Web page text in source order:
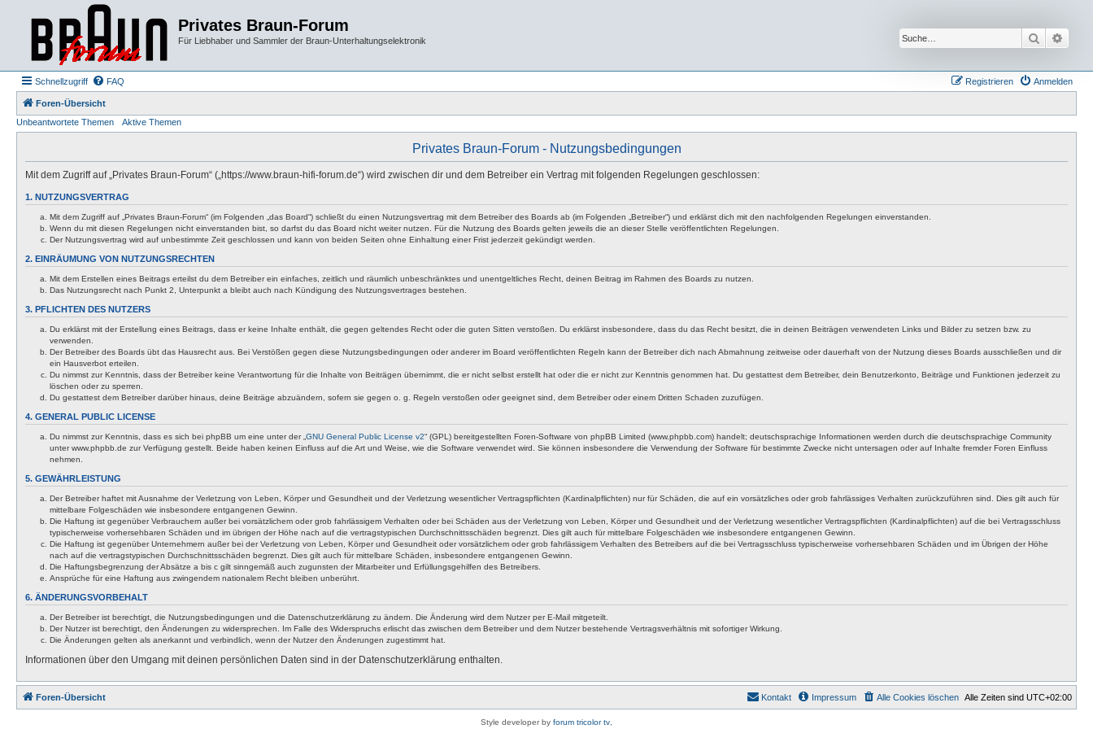
Privates Braun-Forum
Für Liebhaber und Sammler der Braun-Unterhaltungselektronik Suche
Schnellzugriff FAQ Anmelden
Registrieren
Foren-Übersicht
Unbeantwortete Themen
Aktive Themen
Privates Braun-Forum - Nutzungsbedingungen
Mit dem Zugriff auf „Privates Braun-Forum“ („https://www.braun-hifi-forum.de“) wird zwischen dir und dem Betreiber ein Vertrag mit folgenden Regelungen geschlossen:
1. NUTZUNGSVERTRAG
Mit dem Zugriff auf „Privates Braun-Forum“ (im Folgenden „das Board“) schließt du einen Nutzungsvertrag mit dem Betreiber des Boards ab (im Folgenden „Betreiber“) und erklärst dich mit den nachfolgenden Regelungen einverstanden.
Wenn du mit diesen Regelungen nicht einverstanden bist, so darfst du das Board nicht weiter nutzen. Für die Nutzung des Boards gelten jeweils die an dieser Stelle veröffentlichten Regelungen.
Der Nutzungsvertrag wird auf unbestimmte Zeit geschlossen und kann von beiden Seiten ohne Einhaltung einer Frist jederzeit gekündigt werden.
2. EINRÄUMUNG VON NUTZUNGSRECHTEN
Mit dem Erstellen eines Beitrags erteilst du dem Betreiber ein einfaches, zeitlich und räumlich unbeschränktes und unentgeltliches Recht, deinen Beitrag im Rahmen des Boards zu nutzen.
Das Nutzungsrecht nach Punkt 2, Unterpunkt a bleibt auch nach Kündigung des Nutzungsvertrages bestehen.
3. PFLICHTEN DES NUTZERS
Du erklärst mit der Erstellung eines Beitrags, dass er keine Inhalte enthält, die gegen geltendes Recht oder die guten Sitten verstoßen. Du erklärst insbesondere, dass du das Recht besitzt, die in deinen Beiträgen verwendeten Links und Bilder zu setzen bzw. zu
verwenden.
Der Betreiber des Boards übt das Hausrecht aus. Bei Verstößen gegen diese Nutzungsbedingungen oder anderer im Board veröffentlichten Regeln kann der Betreiber dich nach Abmahnung zeitweise oder dauerhaft von der Nutzung dieses Boards ausschließen und dir
ein Hausverbot erteilen.
Du nimmst zur Kenntnis, dass der Betreiber keine Verantwortung für die Inhalte von Beiträgen übernimmt, die er nicht selbst erstellt hat oder die er nicht zur Kenntnis genommen hat. Du gestattest dem Betreiber, dein Benutzerkonto, Beiträge und Funktionen jederzeit zu
löschen oder zu sperren.
Du gestattest dem Betreiber darüber hinaus, deine Beiträge abzuändern, sofern sie gegen o. g. Regeln verstoßen oder geeignet sind, dem Betreiber oder einem Dritten Schaden zuzufügen.
4. GENERAL PUBLIC LICENSE
Du nimmst zur Kenntnis, dass es sich bei phpBB um eine unter der „ GNU General Public License v2“ (GPL) bereitgestellten Foren-Software von phpBB Limited (www.phpbb.com) handelt; deutschsprachige Informationen werden durch die deutschsprachige Community
unter www.phpbb.de zur Verfügung gestellt. Beide haben keinen Einfluss auf die Art und Weise, wie die Software verwendet wird. Sie können insbesondere die Verwendung der Software für bestimmte Zwecke nicht untersagen oder auf Inhalte fremder Foren Einfluss
nehmen.
5. GEWÄHRLEISTUNG
Der Betreiber haftet mit Ausnahme der Verletzung von Leben, Körper und Gesundheit und der Verletzung wesentlicher Vertragspflichten (Kardinalpflichten) nur für Schäden, die auf ein vorsätzliches oder grob fahrlässiges Verhalten zurückzuführen sind. Dies gilt auch für
mittelbare Folgeschäden wie insbesondere entgangenen Gewinn.
Die Haftung ist gegenüber Verbrauchern außer bei vorsätzlichem oder grob fahrlässigem Verhalten oder bei Schäden aus der Verletzung von Leben, Körper und Gesundheit und der Verletzung wesentlicher Vertragspflichten (Kardinalpflichten) auf die bei Vertragsschluss
typischerweise vorhersehbaren Schäden und im übrigen der Höhe nach auf die vertragstypischen Durchschnittsschäden begrenzt. Dies gilt auch für mittelbare Folgeschäden wie insbesondere entgangenen Gewinn.
Die Haftung ist gegenüber Unternehmern außer bei der Verletzung von Leben, Körper und Gesundheit oder vorsätzlichem oder grob fahrlässigem Verhalten des Betreibers auf die bei Vertragsschluss typischerweise vorhersehbaren Schäden und im Übrigen der Höhe
nach auf die vertragstypischen Durchschnittsschäden begrenzt. Dies gilt auch für mittelbare Schäden, insbesondere entgangenen Gewinn.
Die Haftungsbegrenzung der Absätze a bis c gilt sinngemäß auch zugunsten der Mitarbeiter und Erfüllungsgehilfen des Betreibers.
Ansprüche für eine Haftung aus zwingendem nationalem Recht bleiben unberührt.
6. ÄNDERUNGSVORBEHALT
Der Betreiber ist berechtigt, die Nutzungsbedingungen und die Datenschutzerklärung zu ändern. Die Änderung wird dem Nutzer per E-Mail mitgeteilt.
Der Nutzer ist berechtigt, den Änderungen zu widersprechen. Im Falle des Widerspruchs erlischt das zwischen dem Betreiber und dem Nutzer bestehende Vertragsverhältnis mit sofortiger Wirkung.
Die Änderungen gelten als anerkannt und verbindlich, wenn der Nutzer den Änderungen zugestimmt hat.
Informationen über den Umgang mit deinen persönlichen Daten sind in der Datenschutzerklärung enthalten.
Foren-Übersicht Alle Zeiten sind UTC+02:00
Alle Cookies löschen
Impressum
Kontakt
Style developer by forum tricolor tv